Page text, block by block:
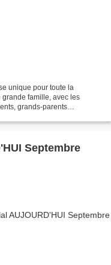
unique pour toute la
famille, avec les
grands-parents
Septembre